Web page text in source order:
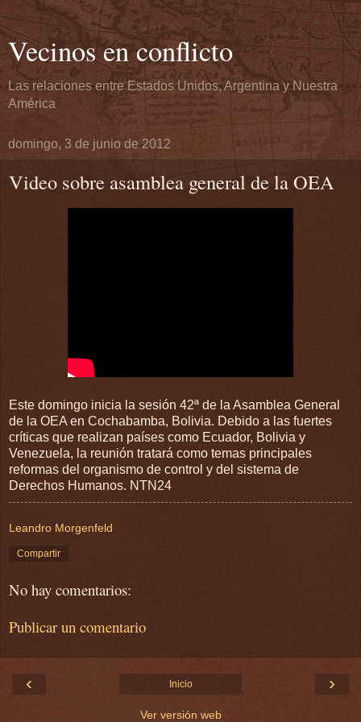
Vecinos en conflicto
Las relaciones entre Estados Unidos, Argentina y Nuestra
América
domingo, 3 de junio de 2012
Video sobre asamblea general de la OEA
Este domingo inicia la sesión 42ª de la Asamblea General
de la OEA en Cochabamba, Bolivia. Debido a las fuertes
críticas que realizan países como Ecuador, Bolivia y
Venezuela, la reunión tratará como temas principales
reformas del organismo de control y del sistema de
Derechos Humanos. NTN24
Leandro Morgenfeld
Compartir
No hay comentarios:
Publicar un comentario
‹ ›
Inicio
Ver versión web